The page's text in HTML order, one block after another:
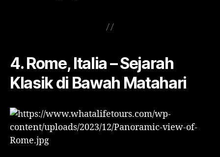
4. Rome, Italia – Sejarah
Klasik di Bawah Matahari